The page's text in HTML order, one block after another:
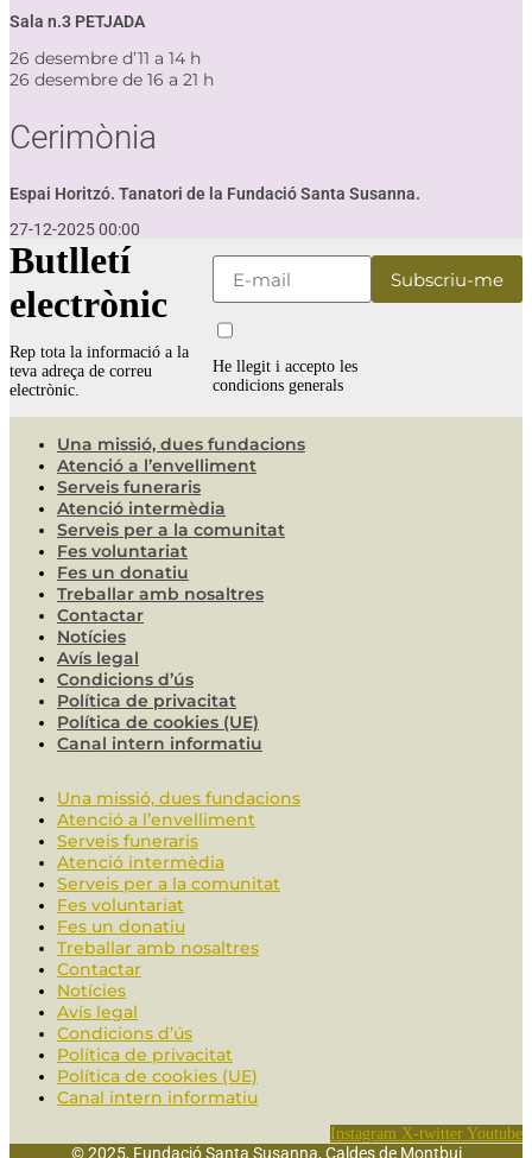
Sala n.3 PETJADA
26 desembre d’11 a 14 h
26 desembre de 16 a 21 h
Cerimònia
Espai Horitzó. Tanatori de la Fundació Santa Susanna.
27-12-2025 00:00
Butlletí
electrònic
Rep tota la informació a la
teva adreça de correu
electrònic.
He llegit i accepto les
condicions generals
Una missió, dues fundacions
Atenció a l’envelliment
Serveis funeraris
Atenció intermèdia
Serveis per a la comunitat
Fes voluntariat
Fes un donatiu
Treballar amb nosaltres
Contactar
Notícies
Avís legal
Condicions d’ús
Política de privacitat
Política de cookies (UE)
Canal intern informatiu
Una missió, dues fundacions
Atenció a l’envelliment
Serveis funeraris
Atenció intermèdia
Serveis per a la comunitat
Fes voluntariat
Fes un donatiu
Treballar amb nosaltres
Contactar
Notícies
Avís legal
Condicions d’ús
Política de privacitat
Política de cookies (UE)
Canal intern informatiu
Instagram X-twitter Youtube
© 2025, Fundació Santa Susanna, Caldes de Montbui